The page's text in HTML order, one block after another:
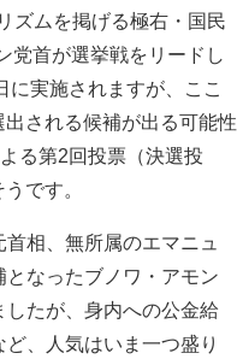
ズムを掲げる極右・国民
党首が選挙戦をリードし
に実施されますが、ここ
される候補が出る可能性
る第2回投票（決選投
です。
相、無所属のエマニュ
なったブノワ・アモン
たが、身内への公金給
、人気はいま一つ盛り